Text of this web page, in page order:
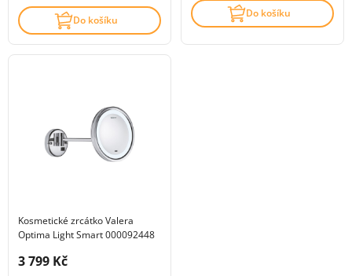
Do košíku Do košíku
Kosmetické zrcátko Valera
Optima Light Smart 000092448
Cena s DPH:
3 799 Kč